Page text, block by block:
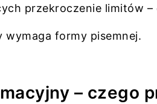
przekroczenie limitów
wymaga formy pisemnej.
– czego